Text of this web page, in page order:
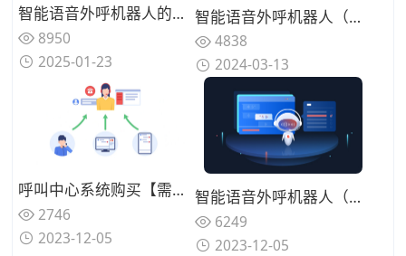
智能语音外呼机器人的好处：提升企业效率、优化客户体验
8950
2025-01-23
智能语音外呼机器人（满足智能查询、业务办理及个性化商品推荐）
4838
2024-03-13
呼叫中心系统购买【需要参考哪些因素】
2746
2023-12-05
智能语音外呼机器人（自动外呼更省时省力）
6249
2023-12-05